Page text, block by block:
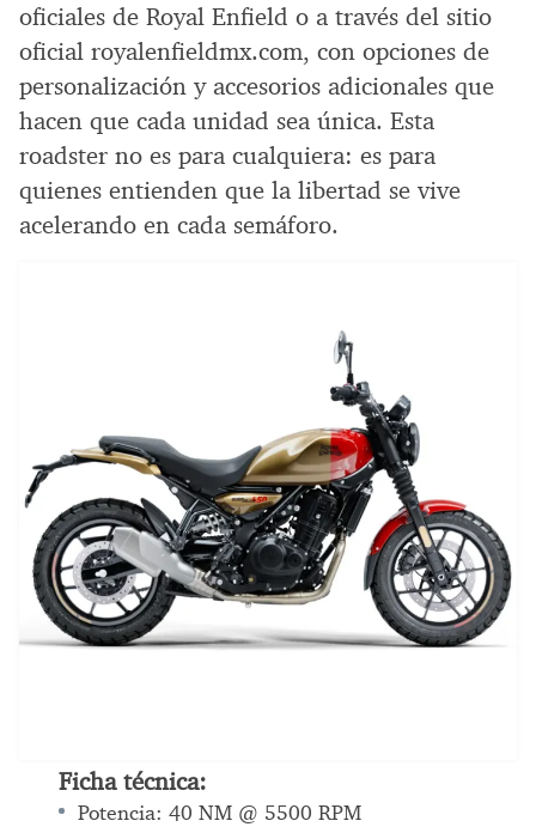
oficiales de Royal Enfield o a través del sitio
oficial royalenfieldmx.com, con opciones de
personalización y accesorios adicionales que
hacen que cada unidad sea única. Esta
roadster no es para cualquiera: es para
quienes entienden que la libertad se vive
acelerando en cada semáforo.
Ficha técnica:
Potencia: 40 NM @ 5500 RPM